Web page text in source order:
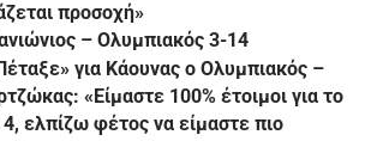
προσοχή»
– Ολυμπιακός 3-14
για Κάουνας ο Ολυμπιακός –
«Είμαστε 100% έτοιμοι για το
ελπίζω φέτος να είμαστε πιο